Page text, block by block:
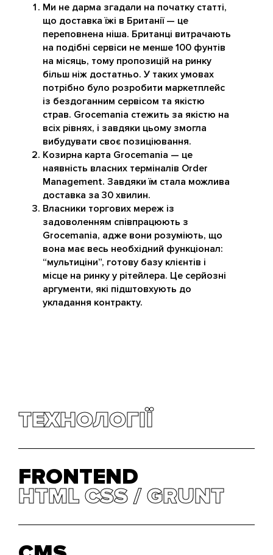
Ми не дарма згадали на початку статті,
що доставка їжі в Британії — це
переповнена ніша. Британці витрачають
на подібні сервіси не менше 100 фунтів
на місяць, тому пропозицій на ринку
більш ніж достатньо. У таких умовах
потрібно було розробити маркетплейс
із бездоганним сервісом та якістю
страв. Grocemania стежить за якістю на
всіх рівнях, і завдяки цьому змогла
вибудувати своє позиціювання.
Козирна карта Grocemania — це
наявність власних терміналів Order
Management. Завдяки їм стала можлива
доставка за 30 хвилин.
Власники торгових мереж із
задоволенням співпрацюють з
Grocemania, адже вони розуміють, що
вона має весь необхідний функціонал:
“мультиціни”, готову базу клієнтів і
місце на ринку у рітейлера. Це серйозні
аргументи, які підштовхують до
укладання контракту.
ТЕХНОЛОГІЇ
FRONTEND
HTML СSS
HTML СSS GRUNT
GRUNT